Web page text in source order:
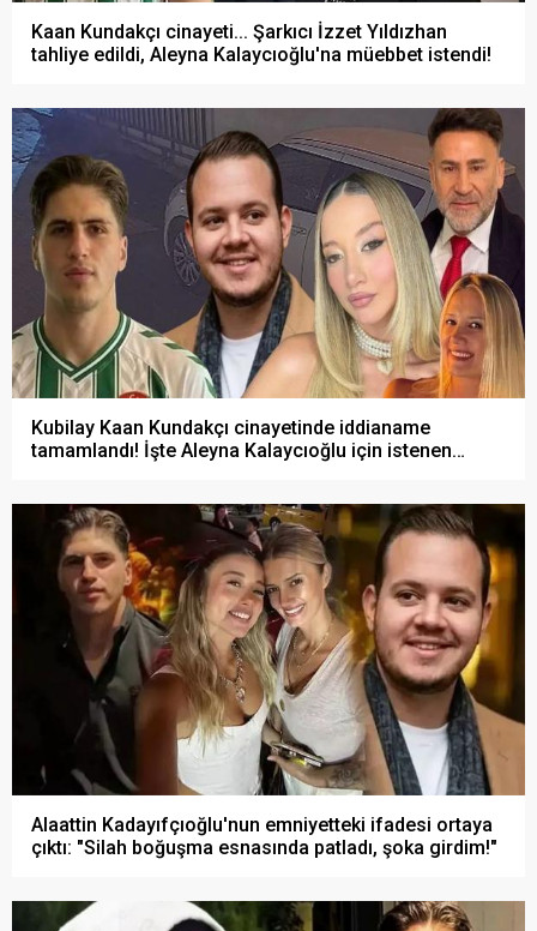
Kaan Kundakçı cinayeti... Şarkıcı İzzet Yıldızhan
tahliye edildi, Aleyna Kalaycıoğlu'na müebbet istendi!
Kubilay Kaan Kundakçı cinayetinde iddianame
tamamlandı! İşte Aleyna Kalaycıoğlu için istenen
Alaattin Kadayıfçıoğlu'nun emniyetteki ifadesi ortaya
çıktı: "Silah boğuşma esnasında patladı, şoka girdim!"